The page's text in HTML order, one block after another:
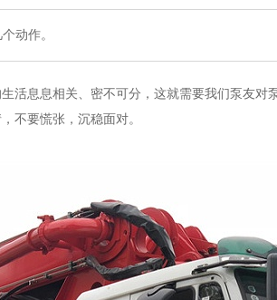
动作。
活息息相关、密不可分，这就需要我们泵友对
不要慌张，沉稳面对。